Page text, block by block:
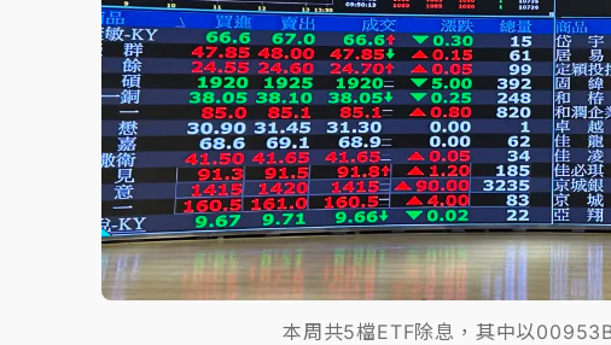
本周共5檔ETF除息，其中以